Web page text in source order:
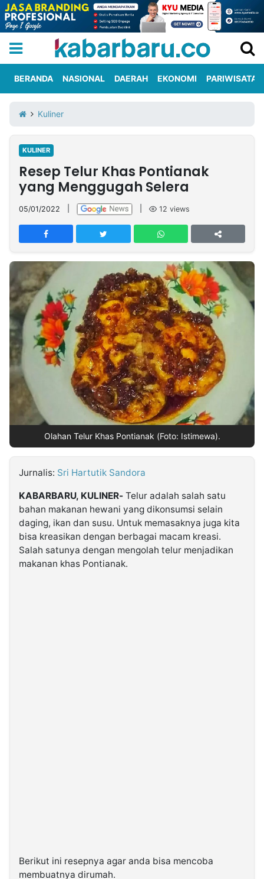
Iklan
Berita
Kami
Nasional
International
Olahraga
Entertainment
Daerah
Pariwisata
Kuliner
Kolom
Network
PT
TREETAN
MULTIMEDIA
INDONESIA
Partner
Insight
NTB
Suara
Time
Lens
IDN
Daily
Jogja
Jalan
Rakyat
Idealita
News
Kita
Notice
Radar
Baru
Seedbacklink
Kabarbaru
Kabarbaru.co
BERANDA NASIONAL DAERAH EKONOMI PARIWISATA
Kuliner
KULINER
Resep Telur Khas Pontianak
yang Menggugah Selera
05/01/2022 12 views
Olahan Telur Khas Pontianak (Foto: Istimewa).
Jurnalis: Sri Hartutik Sandora
KABARBARU, KULINER- Telur adalah salah satu
bahan makanan hewani yang dikonsumsi selain
daging, ikan dan susu. Untuk memasaknya juga kita
bisa kreasikan dengan berbagai macam kreasi.
Salah satunya dengan mengolah telur menjadikan
makanan khas Pontianak.
Berikut ini resepnya agar anda bisa mencoba
membuatnya dirumah.